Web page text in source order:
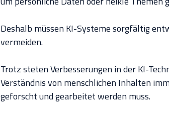
Deshalb müssen KI-Systeme sorgfältig
vermeiden.
Trotz steten Verbesserungen in der KI-
Verständnis von menschlichen Inhalten
geforscht und gearbeitet werden muss.